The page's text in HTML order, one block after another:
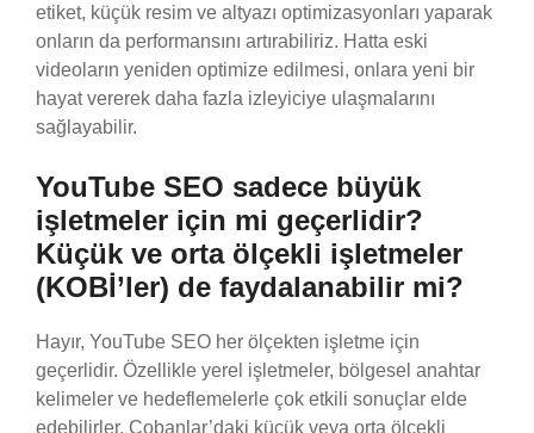
etiket, küçük resim ve altyazı optimizasyonları yaparak
onların da performansını artırabiliriz. Hatta eski
videoların yeniden optimize edilmesi, onlara yeni bir
hayat vererek daha fazla izleyiciye ulaşmalarını
sağlayabilir.
YouTube SEO sadece büyük
işletmeler için mi geçerlidir?
Küçük ve orta ölçekli işletmeler
(KOBİ’ler) de faydalanabilir mi?
Hayır, YouTube SEO her ölçekten işletme için
geçerlidir. Özellikle yerel işletmeler, bölgesel anahtar
kelimeler ve hedeflemelerle çok etkili sonuçlar elde
edebilirler. Çobanlar’daki küçük veya orta ölçekli